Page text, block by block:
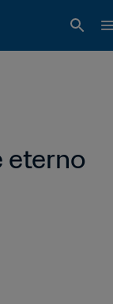
eterno